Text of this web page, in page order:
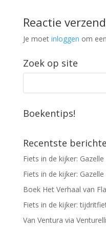
Reactie
Je moet inloggen om
Zoek op site
Boekentips!
Recentste
Fiets in de kijker:
Fiets in de kijker:
Boek Het Verhaal van
Fiets in de kijker:
Van Ventura via